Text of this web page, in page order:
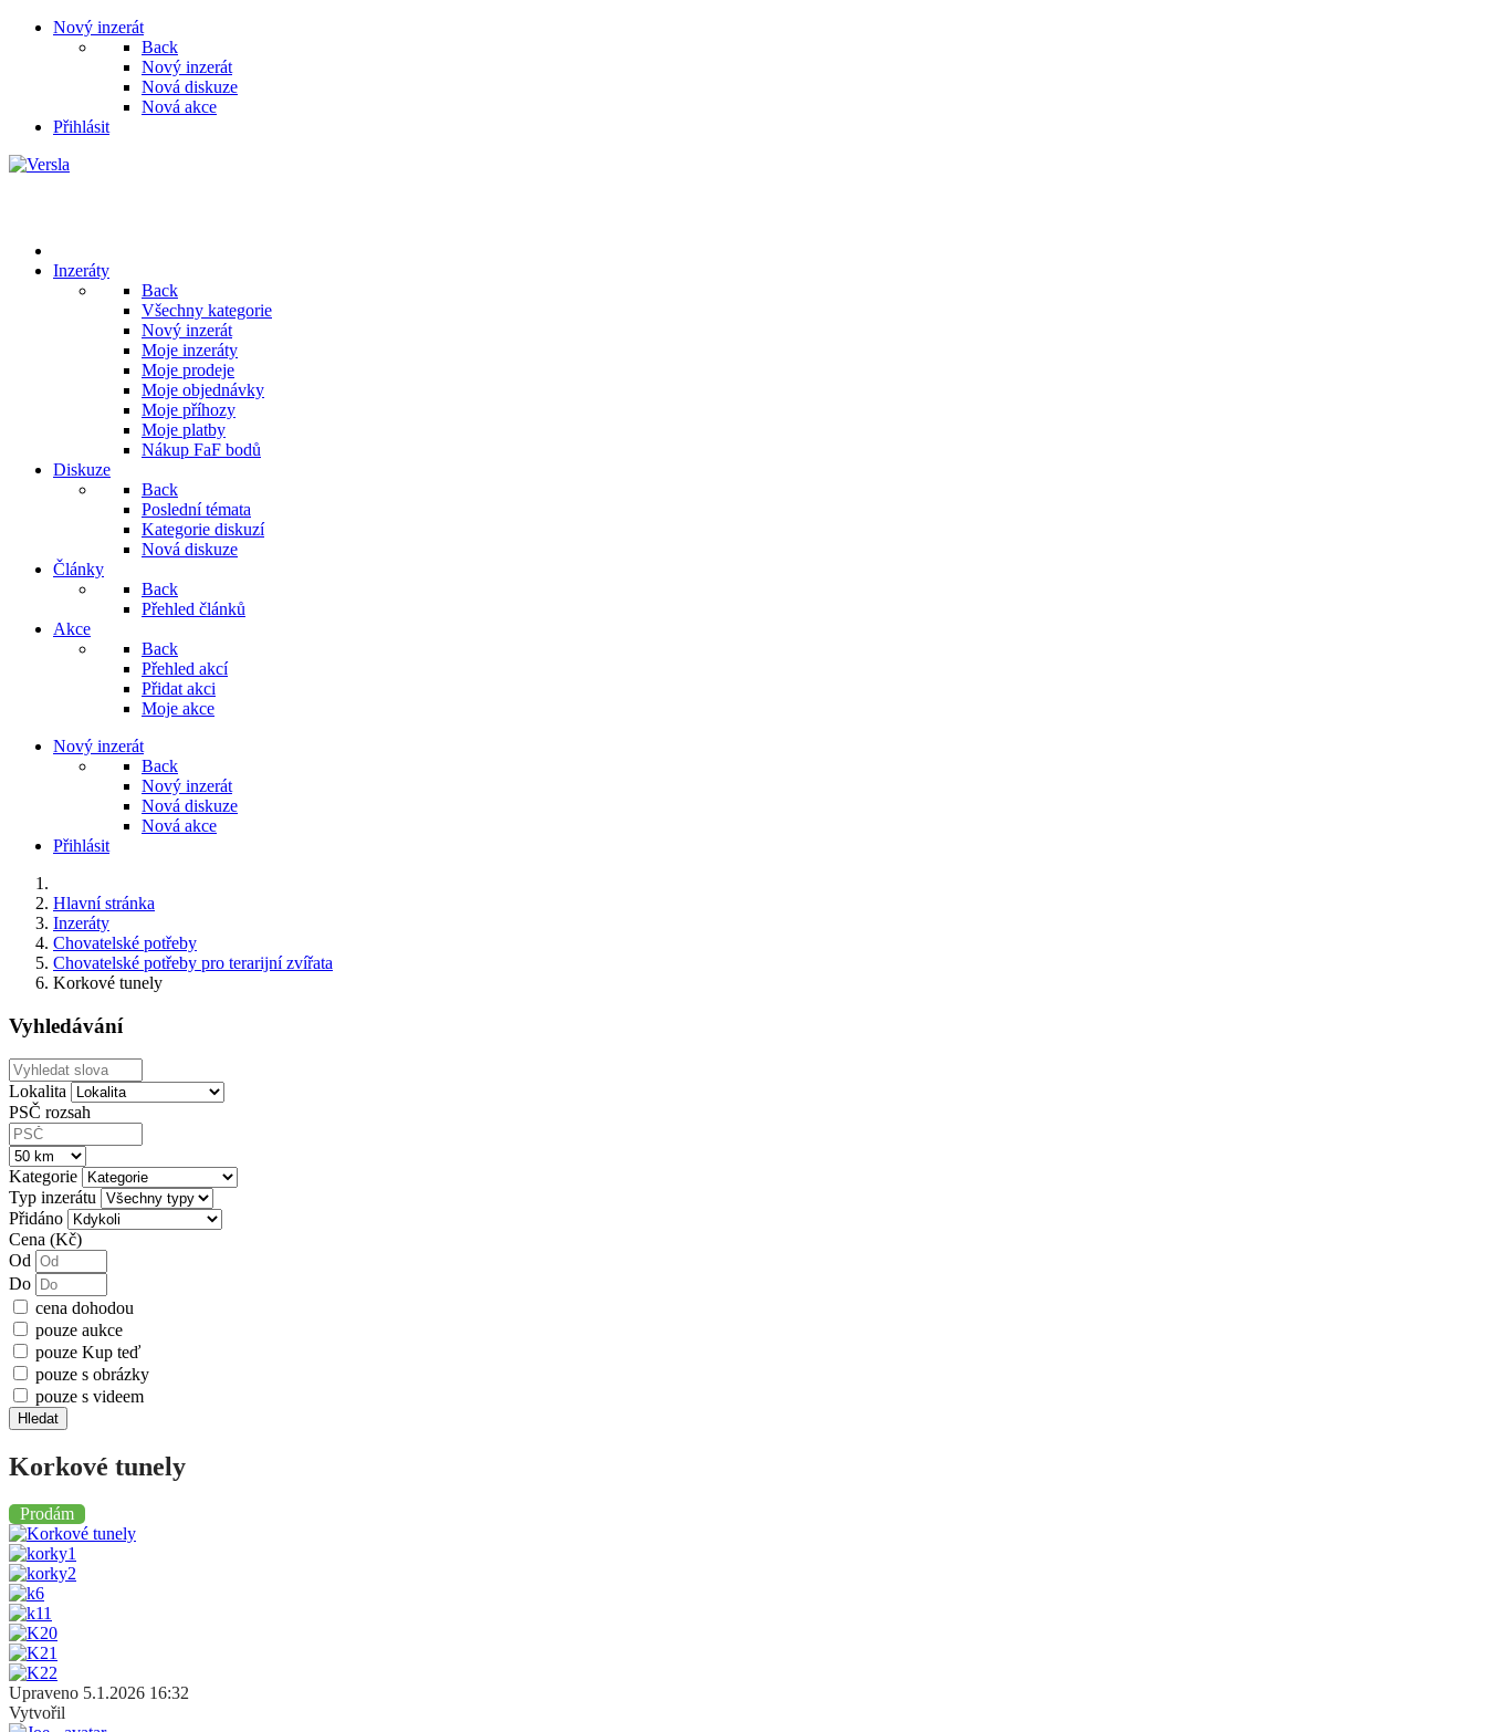
Nový inzerát
Back
Nový inzerát
Nová diskuze
Nová akce
Přihlásit
Inzeráty
Back
Všechny kategorie
Nový inzerát
Moje inzeráty
Moje prodeje
Moje objednávky
Moje příhozy
Moje platby
Nákup FaF bodů
Diskuze
Back
Poslední témata
Kategorie diskuzí
Nová diskuze
Články
Back
Přehled článků
Akce
Back
Přehled akcí
Přidat akci
Moje akce
Nový inzerát
Back
Nový inzerát
Nová diskuze
Nová akce
Přihlásit
Hlavní stránka
Inzeráty
Chovatelské potřeby
Chovatelské potřeby pro terarijní zvířata
Korkové tunely
Vyhledávání
Lokalita
PSČ rozsah
Kategorie
Typ inzerátu
Přidáno
Cena (Kč)
Od
Do
cena dohodou
pouze aukce
pouze Kup teď
pouze s obrázky
pouze s videem
Hledat
Korkové tunely
Prodám
Upraveno 5.1.2026 16:32
Vytvořil